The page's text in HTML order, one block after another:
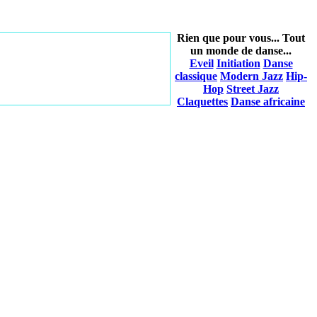
Rien que pour vous... Tout
un monde de danse...
Eveil Initiation Danse
classique Modern Jazz Hip-
Hop Street Jazz
Claquettes Danse africaine